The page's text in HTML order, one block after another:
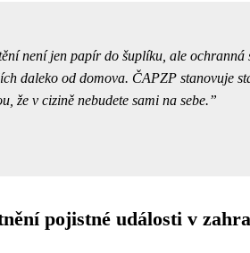
není jen papír do šuplíku, ale ochranná
daleko od domova. ČAPZP stanovuje
že v cizině nebudete sami na sebe.
pojistné události v